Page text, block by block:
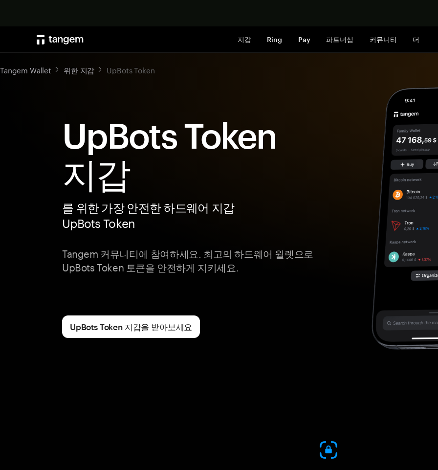
지갑 Ring Pay 파트너십 커뮤니티 더
Tangem Wallet 위한 지갑 UpBots Token
UpBots Token
지갑
를 위한 가장 안전한 하드웨어 지갑
UpBots Token
Tangem 커뮤니티에 참여하세요. 최고의 하드웨어 월렛으로
UpBots Token 토큰을 안전하게 지키세요.
UpBots Token 지갑을 받아보세요